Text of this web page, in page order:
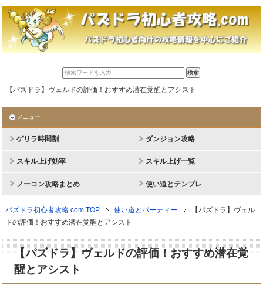
【パズドラ】ヴェルドの評価！おすすめ潜在覚醒とアシスト
メニュー
ゲリラ時間割 ダンジョン攻略
スキル上げ効率 スキル上げ一覧
ノーコン攻略まとめ 使い道とテンプレ
パズドラ初心者攻略.com TOP 使い道とパーティー
【パズドラ】ヴェル
ドの評価！おすすめ潜在覚醒とアシスト
【パズドラ】ヴェルドの評価！おすすめ潜在覚
醒とアシスト